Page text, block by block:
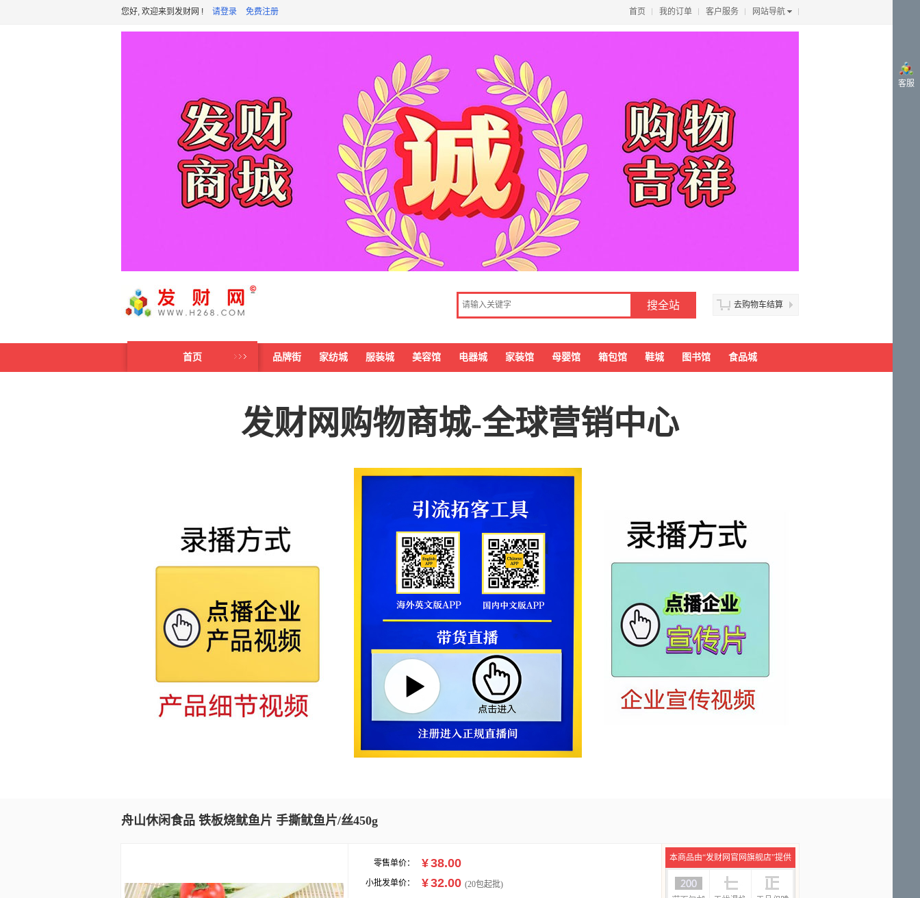
您好, 欢迎来到发财网 ! 请登录 免费注册 首页 我的订单 客户服务 网站导航
去购物车结算
首页 品牌街 家纺城 服装城 美容馆 电器城 家装馆 母婴馆 箱包馆 鞋城 图书馆 食品城
发财网购物商城-全球营销中心
舟山休闲食品 铁板烧鱿鱼片 手撕鱿鱼片/丝450g
零售单价： ¥38.00
小批发单价： ¥32.00 (20包起批)
本商品由“发财网官网旗舰店”提供
客服